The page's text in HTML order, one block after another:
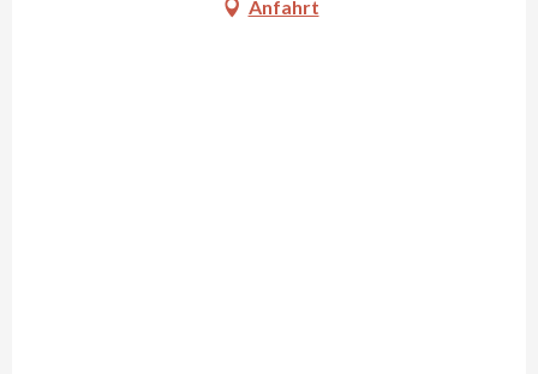
Anfahrt